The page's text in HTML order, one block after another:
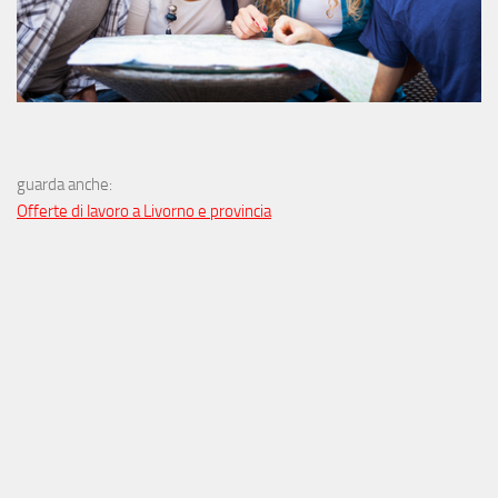
guarda anche:
Offerte di lavoro a Livorno e provincia